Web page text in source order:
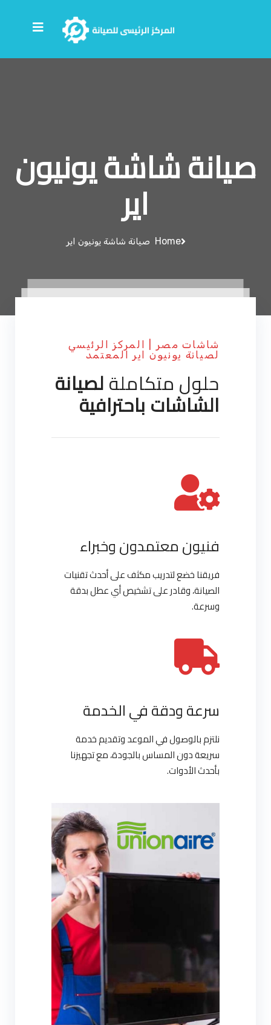
صيانة شاشة يونيون
اير
Home صيانة شاشة يونيون اير
شاشات مصر | المركز الرئيسي
لصيانة يونيون اير المعتمد
حلول متكاملةلصيانة
الشاشات باحترافية
فنيون معتمدون وخبراء
فريقنا خضع لتدريب مكثف على أحدث تقنيات
الصيانة، وقادر على تشخيص أي عطل بدقة
وسرعة.
سرعة ودقة في الخدمة
نلتزم بالوصول في الموعد وتقديم خدمة
سريعة دون المساس بالجودة، مع تجهيزنا
بأحدث الأدوات.